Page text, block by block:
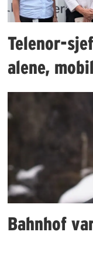
Telenor-
alene,
Bahnhof